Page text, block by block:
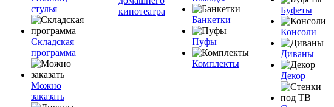
стулья
Складская
программа
Можно
заказать
кинотеатра
Банкетки
Пуфы
Комплекты
Буфеты
Консоли
Диваны
Декор